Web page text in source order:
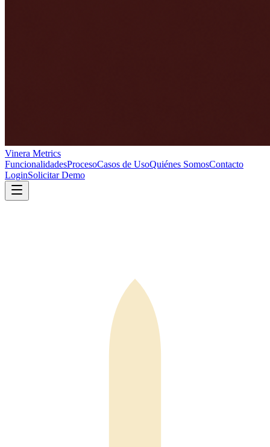
Vinera Metrics
FuncionalidadesProcesoCasos de UsoQuiénes SomosContacto
LoginSolicitar Demo